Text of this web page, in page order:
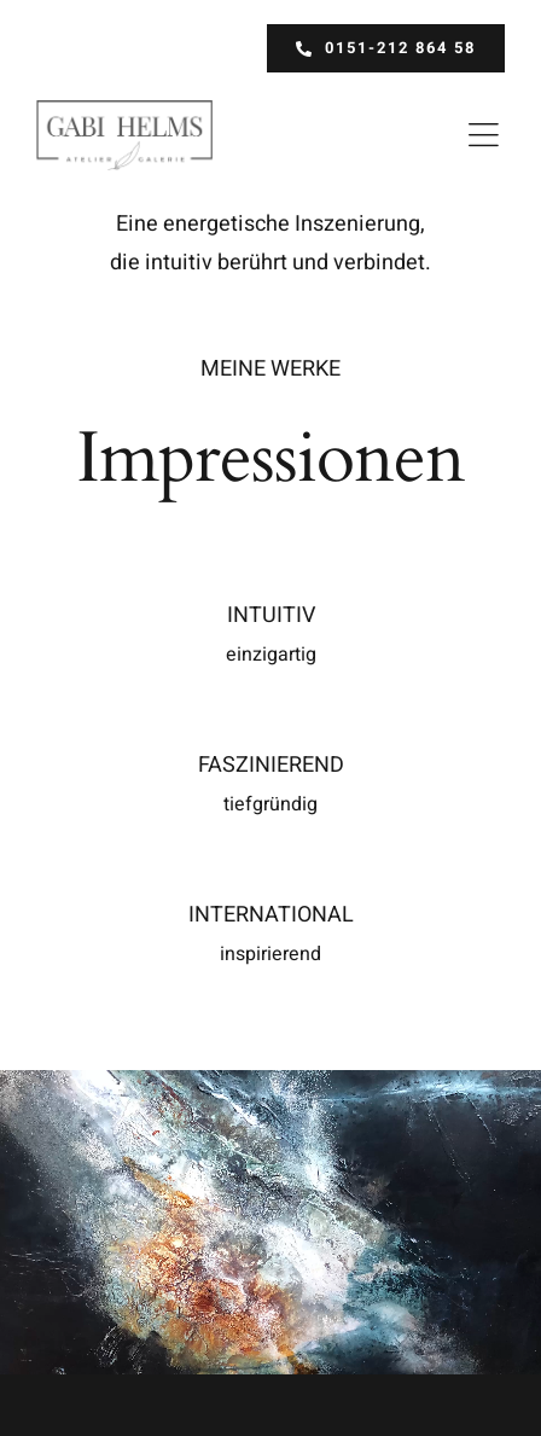
content
0151-212 864 58
Eine energetische Inszenierung,
die intuitiv berührt und verbindet.
MEINE WERKE
Impressionen
INTUITIV
einzigartig
FASZINIEREND
tiefgründig
INTERNATIONAL
inspirierend